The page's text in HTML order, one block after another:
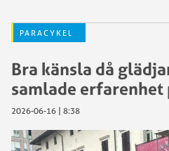
PARACYKEL
Bra känsla då
samlade erfarenhet
2026-06-16 | 8:38